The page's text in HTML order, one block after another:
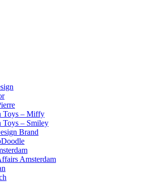
Toys – Miffy
Toys – Smiley
Brand
Amsterdam